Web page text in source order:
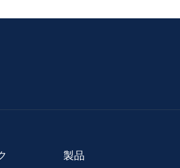
製品